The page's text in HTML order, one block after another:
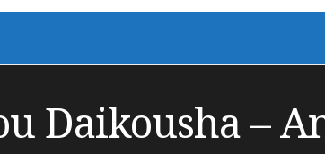
Daikousha –